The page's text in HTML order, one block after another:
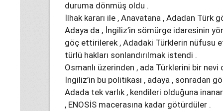
duruma dönmüş oldu .
İlhak kararı ile , Anavatana , Adadan Türk
Adaya da , İngiliz’in sömürge idaresinin
göç ettirilerek , Adadaki Türklerin nüfusu
türlü hakları sonlandırılmak istendi .
Osmanlı üzerinden , ada Türklerini bir nevi
İngiliz’in bu politikası , adaya , sonradan
Adada tek varlık , kendileri olduğuna
, ENOSİS macerasına kadar götürdüler .